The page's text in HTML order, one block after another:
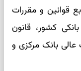
قوانین و مقررات
کشور، قانون
عالی بانک مرکزی و